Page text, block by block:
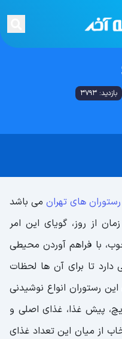
بازدید: 3793
های تهرانمی باشد
از روز، گویای این امر
با فراهم آوردن محیطی
دارد تا برای آن ها لحظات
رستوران انواع نوشیدنی
پیش غذا، غذای اصلی و
از میان این تعداد غذای